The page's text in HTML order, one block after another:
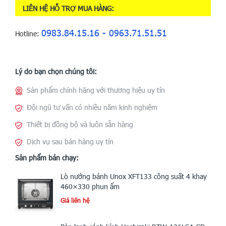
LIÊN HỆ HỖ TRỢ MUA HÀNG:
Hotline: 0983.84.15.16 - 0963.71.51.51
Lý do bạn chọn chúng tôi:
Sản phẩm chính hãng với thương hiệu uy tín
Đội ngũ tư vấn có nhiều năm kinh nghiệm
Thiết bị đồng bộ và luôn sẵn hàng
Dịch vụ sau bán hàng uy tín
Sản phẩm bán chạy:
Lò nướng bánh Unox XFT133 công suất 4 khay
460×330 phun ẩm
Giá liên hệ